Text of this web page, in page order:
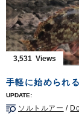
■取材協力…福岡
ーラー様
■使用アイテム
・チェンジアッ
・チェンジストッ
・チェンジアップ
・チェンジスカー
釣り時季 サガテ
～6時放送
3,531
手軽に始められ
ソルトルアー /